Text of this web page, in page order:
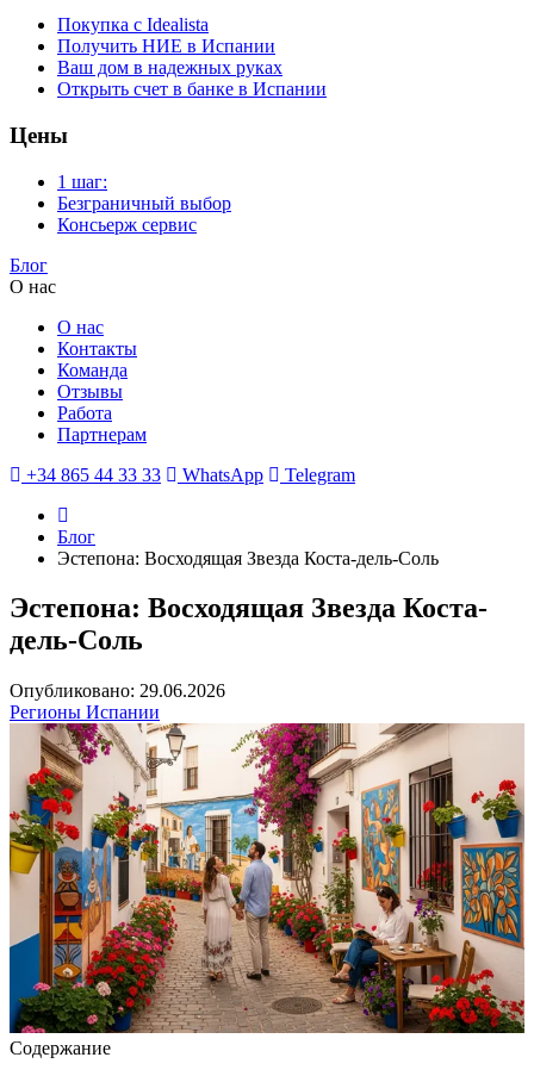
Покупка с Idealista
Получить НИЕ в Испании
Ваш дом в надежных руках
Открыть счет в банке в Испании
Цены
1 шаг:
Безграничный выбор
Консьерж сервис
Блог
О нас
О нас
Контакты
Команда
Отзывы
Работа
Партнерам
+34 865 44 33 33
WhatsApp Telegram
Блог
Эстепона: Восходящая Звезда Коста-дель-Соль
Эстепона: Восходящая Звезда Коста-
дель-Соль
Опубликовано: 29.06.2026
Регионы Испании
Содержание